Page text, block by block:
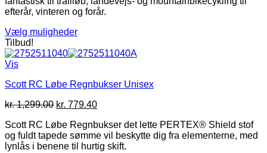
varesiden
kr. 299.00.kr. 239.00.
efterår, vinteren og forår.
Vælg muligheder
Dette
vare
har
varianter.
kan
på
varesiden
Tilbud!
Vis
Scott RC Løbe Regnbukser Unisex
kr.1,299.00 Den
pris
var:
kr. 1,299.00.
kr. 779.40Den
pris
er:
kr. 779.40.
Scott RC Løbe Regnbukser det lette PERTEX® Shield stof
og fuldt tapede sømme vil beskytte dig fra elementerne, med
lynlås i benene til hurtig skift.